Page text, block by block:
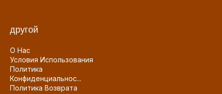
другой
О Нас
Условия Использования
Политика
Конфиденциальнос...
Политика Возврата